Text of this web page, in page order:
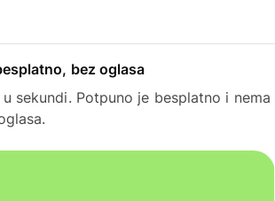
bez oglasa
sekundi. Potpuno je besplatno i nema